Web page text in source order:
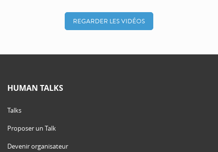
REGARDER LES VIDÉOS
HUMAN TALKS
Talks
Proposer un Talk
Devenir organisateur